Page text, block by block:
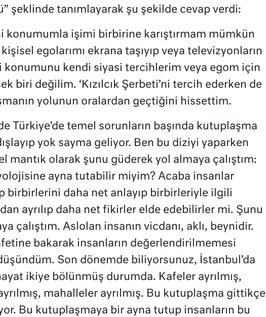
şeklinde tanımlayarak şu şekilde cevap verdi:
konumumla işimi birbirine karıştırmam mümkün
egolarımı ekrana taşıyıp veya televizyonların
konumunu kendi siyasi tercihlerim veya egom için
biri değilim. ‘Kızılcık Şerbeti’ni tercih ederken de
yolunun oralardan geçtiğini hissettim.
Türkiye’de temel sorunların başında kutuplaşma
yok sayma geliyor. Ben bu diziyi yaparken
mantık olarak şunu güderek yol almaya çalıştım:
ayna tutabilir miyim? Acaba insanlar
birbirlerini daha net anlayıp birbirleriyle ilgili
ayrılıp daha net fikirler elde edebilirler mi. Şunu
çalıştım. Aslolan insanın vicdanı, aklı, beynidir.
bakarak insanların değerlendirilmemesi
Son dönemde biliyorsunuz, İstanbul’da
ikiye bölünmüş durumda. Kafeler ayrılmış,
mahalleler ayrılmış. Bu kutuplaşma gittikçe
Bu kutuplaşmaya bir ayna tutup insanların bu